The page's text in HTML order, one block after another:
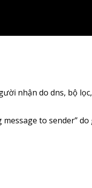
nhận do dns, bộ
to sender”